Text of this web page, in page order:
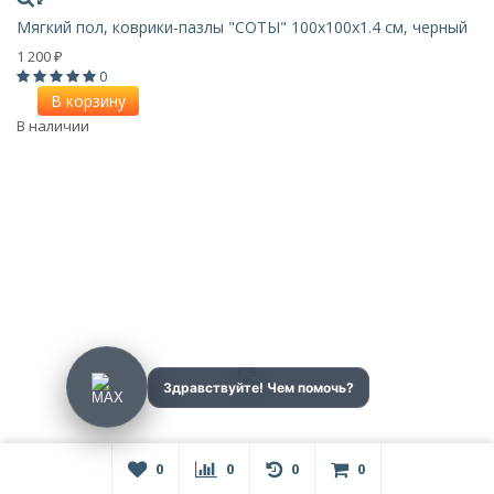
Мягкий пол, коврики-пазлы "СОТЫ" 100х100x1.4 см, черный
1 200 ₽
0
В корзину
В наличии
0 0 0 0